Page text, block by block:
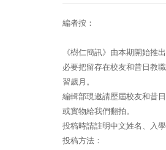
編者按：
《樹仁簡訊》由本期開始推
必要把留存在校友和昔日教
習歲月。
編輯部現邀請歷屆校友和昔
或實物給我們翻拍。
投稿時請註明中文姓名、入
投稿方法：